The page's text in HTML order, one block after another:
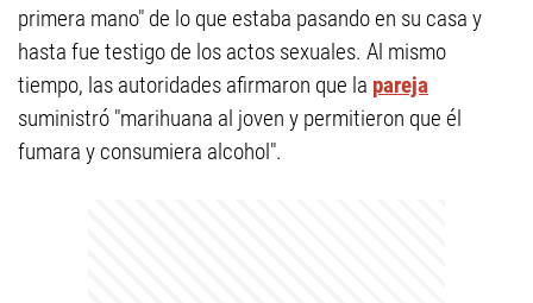
primera mano" de lo que estaba pasando en su casa y
hasta fue testigo de los actos sexuales. Al mismo
tiempo, las autoridades afirmaron que la pareja
suministró "marihuana al joven y permitieron que él
fumara y consumiera alcohol".